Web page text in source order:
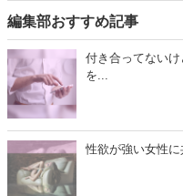
編集部おすすめ記事
付き合ってない
を...
性欲が強い女性